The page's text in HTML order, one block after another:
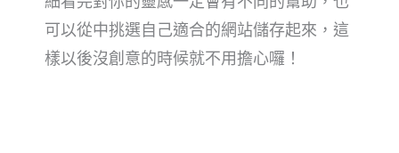
可以從中挑選自己適合的網站儲存起來，這
樣以後沒創意的時候就不用擔心囉！